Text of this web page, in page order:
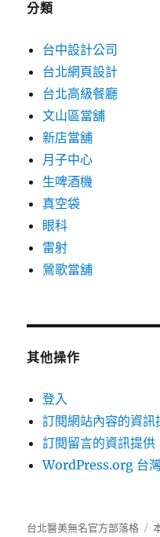
分類
台中設計公司
台北網頁設計
台北高級餐廳
文山區當舖
新店當舖
月子中心
生啤酒機
真空袋
眼科
雷射
鶯歌當舖
其他操作
登入
訂閱網站內容的資訊
訂閱留言的資訊提供
WordPress.org 台
台北醫美無名官方部落格